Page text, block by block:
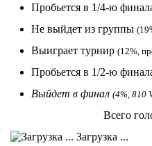
Пробьется в 1/4-ю
Не выйдет из группы
Выиграет турнир (12%,
Пробьется в 1/2-ю
Выйдет в финал (4%, 810
Всего
Загрузка ...